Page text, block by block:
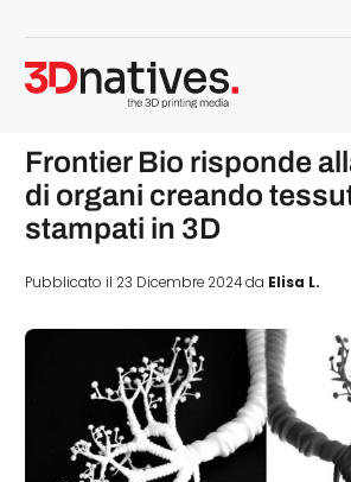
Frontier Bio risponde
di organi creando
stampati in 3D
Pubblicato il 23 Dicembre 2024 da Elisa L.